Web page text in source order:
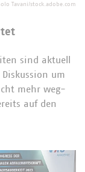
Tavani/stock.adobe.com
sind aktuell
um
mehr weg-
auf den